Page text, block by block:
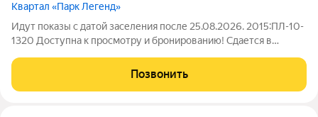
Квартал «Парк Легенд»
Идут показы с датой заселения после 25.08.2026. 2015:ПЛ-10-
1320 Доступна к просмотру и бронированию! Сдается в
двумя гардеробными комнатами в арендном доме «Парк
Легенд» от ДОМ.РФ. Доступна
Позвонить